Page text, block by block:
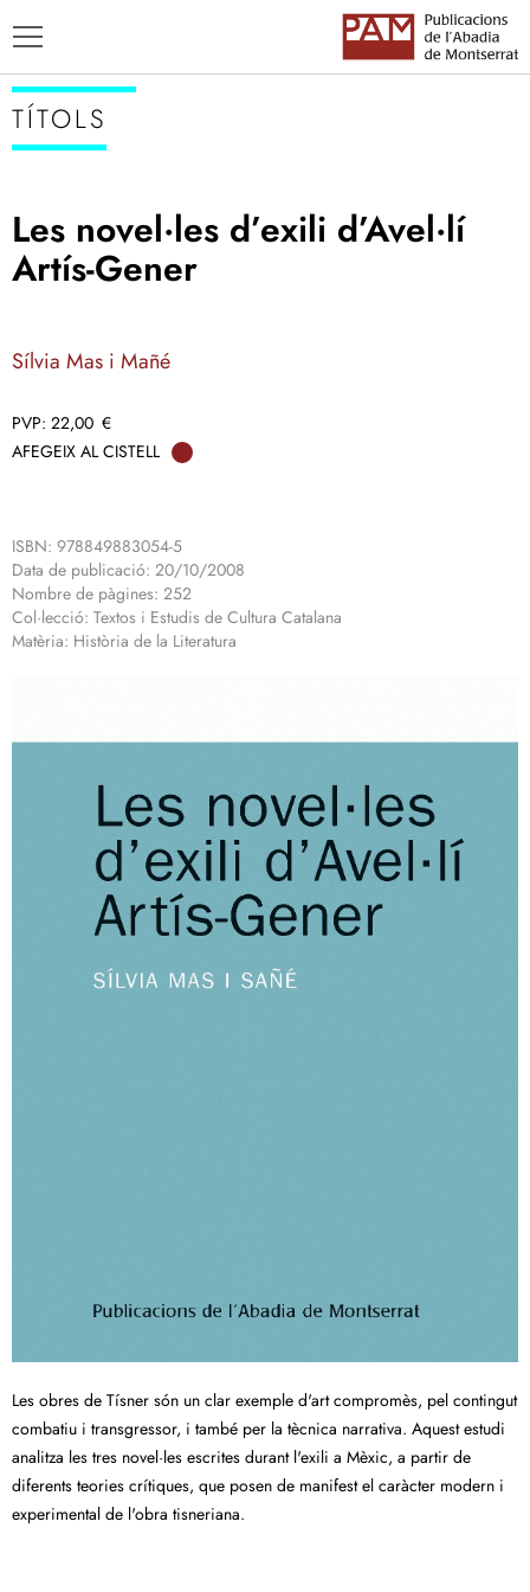
TÍTOLS
TÍTOLS
Les novel·les d’exili d’Avel·lí
Artís-Gener
Sílvia Mas i Mañé
22,00 €
AFEGEIX AL CISTELL
ISBN: 978849883054-5
Data de publicació: 20/10/2008
Nombre de pàgines: 252
Col·lecció: Textos i Estudis de Cultura Catalana
Matèria: Història de la Literatura
Les obres de Tísner són un clar exemple d'art compromès, pel contingut
combatiu i transgressor, i també per la tècnica narrativa. Aquest estudi
analitza les tres novel·les escrites durant l'exili a Mèxic, a partir de
diferents teories crítiques, que posen de manifest el caràcter modern i
experimental de l'obra tisneriana.